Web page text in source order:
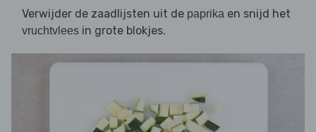
Verwijder de zaadlijsten uit de paprika en snijd het
vruchtvlees in grote blokjes.